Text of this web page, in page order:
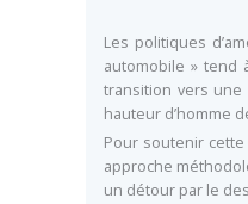
Les politiques
automobile » tend
transition vers une
hauteur d’homme
Pour soutenir
approche
un détour par le